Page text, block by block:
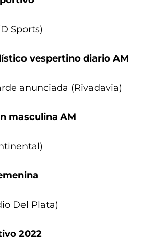
Sports)
vespertino diario AM
anunciada (Rivadavia)
masculina AM
Del Plata)
2022